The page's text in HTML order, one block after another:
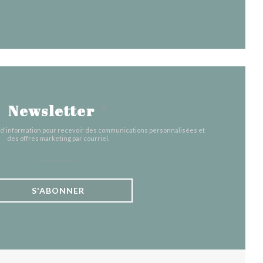
Newsletter
pour recevoir des communications personnalisées et
des offres marketing par courriel.
S'ABONNER